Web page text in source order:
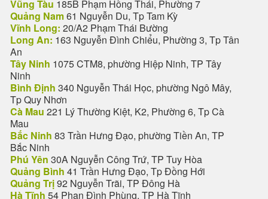
Vũng Tàu 185B Phạm Hồng Thái, Phường 7
Quảng Nam61 Nguyễn Du, Tp Tam Kỳ
Vĩnh Long: 20/A2 Phạm Thái Bường
Long An: 163 Nguyễn Đình Chiểu, Phường 3, Tp Tân
An
Tây Ninh 1075 CTM8, phường Hiệp Ninh, TP Tây
Ninh
Bình Định 340 Nguyễn Thái Học, phường Ngô Mây,
Tp Quy Nhơn
Cà Mau 221 Lý Thường Kiệt, K2, Phường 6, Tp Cà
Mau
Bắc Ninh 83 Trần Hưng Đạo, phường Tiền An, TP
Bắc Ninh
Phú Yên 30A Nguyễn Công Trứ, TP Tuy Hòa
Quảng Bình 41 Trần Hưng Đạo, Tp Đồng Hới
Quảng Trị92 Nguyễn Trãi, TP Đông Hà
Hà Tĩnh 54 Phan Đình Phùng, TP Hà Tĩnh